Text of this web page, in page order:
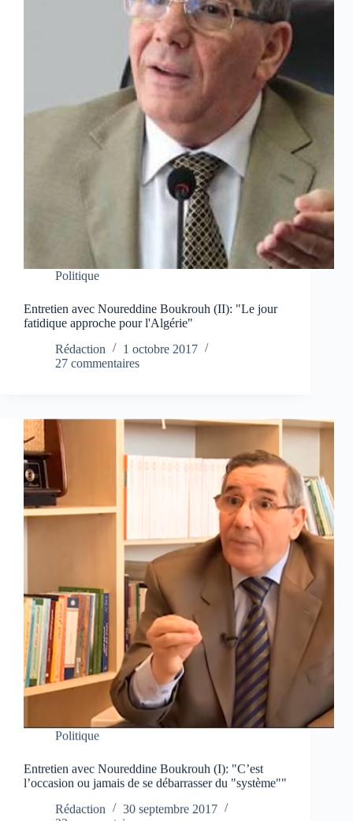
Politique
Entretien avec Noureddine Boukrouh (II): "Le jour
fatidique approche pour l'Algérie"
Rédaction
1 octobre 2017
27 commentaires
Politique
Entretien avec Noureddine Boukrouh (I): "C’est
l’occasion ou jamais de se débarrasser du "système""
Rédaction
30 septembre 2017